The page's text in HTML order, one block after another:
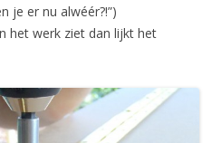
je er nu alwéér?!”)
het werk ziet dan lijkt het